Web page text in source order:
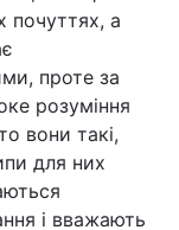
почуттях, а
проте за
розуміння
вони такі,
для них
і вважають